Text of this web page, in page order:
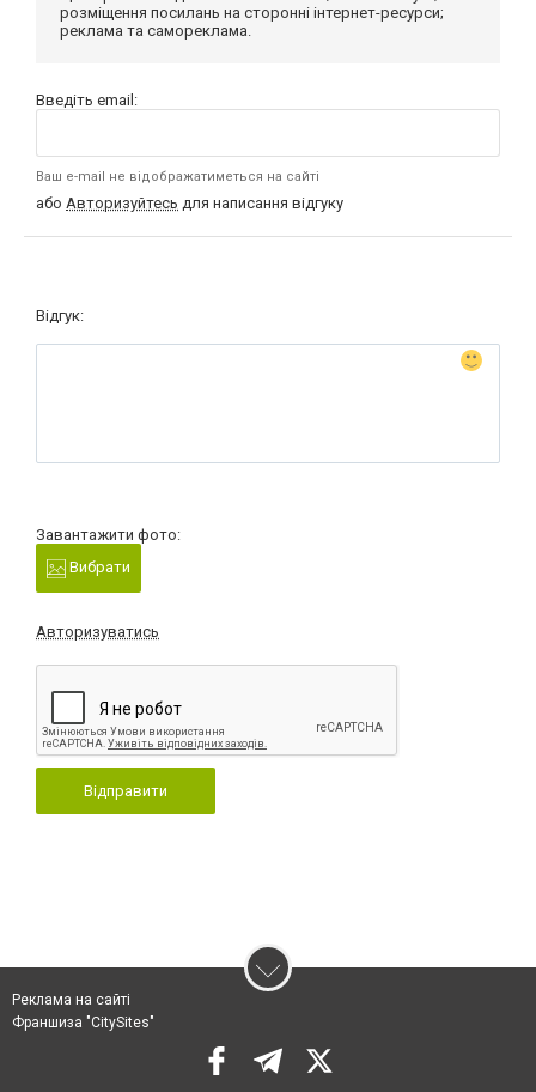
розміщення посилань на сторонні інтернет-ресурси;
реклама та самореклама.
Введіть email:
Ваш e-mail не відображатиметься на сайті
або Авторизуйтесь для написання відгуку
Відгук:
Завантажити фото:
Вибрати
Авторизуватись
Відправити
Реклама на сайті
Франшиза "CitySites"